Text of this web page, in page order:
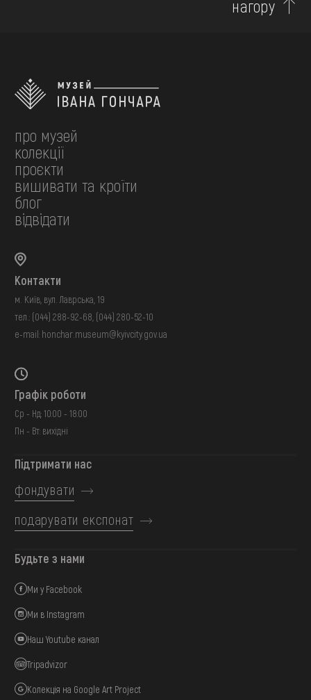
нагору
про музей
колекції
проєкти
вишивати та кроїти
блог
відвідати
Контакти
м. Київ, вул. Лаврська, 19
тел.: (044) 288-92-68 (044) 280-52-10
e-mail: honchar.museum@kyivcity.gov.ua
Графік роботи
Ср - Нд: 10:00 - 18:00
Пн - Вт: вихідні
Підтримати нас
фондувати
подарувати експонат
Будьте з нами
Ми у Facebook
Ми в Instagram
Наш Youtube канал
Tripadvizor
Колекція на Google Art Project